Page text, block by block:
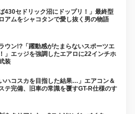
430セドリック沼にドップリ！」最終型
アムをシャコタンで愛し抜く男の物語
ウン!?「躍動感がたまらないスポーツエ
」エッジを強調したエアロに22インチホ
装
いハコスカを目指した結果…」エアコン＆
テ完備、旧車の常識を覆すGT-R仕様のす